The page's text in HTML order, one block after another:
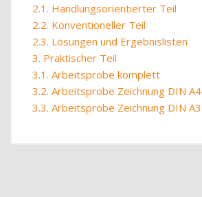
2.1. Handlungsorientierter Teil
2.2. Konventioneller Teil
2.3. Lösungen und Ergebnislisten
3. Praktischer Teil
3.1. Arbeitsprobe komplett
3.2. Arbeitsprobe Zeichnung DIN A4
3.3. Arbeitsprobe Zeichnung DIN A3